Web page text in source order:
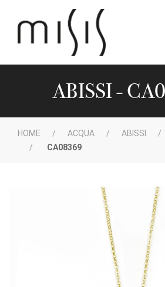
ABISSI -
HOME ACQUA ABISSI
CA08369